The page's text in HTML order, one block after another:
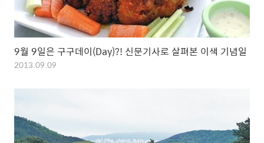
9월 9일은 구구데이(Day)?! 신문기사로 살펴본 이색 기념일
2013.09.09